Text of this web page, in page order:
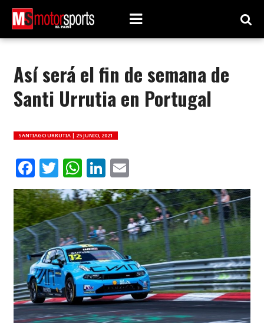
Así será el fin de semana de
Santi Urrutia en Portugal
SANTIAGO URRUTIA | 25 JUNIO, 2021
Facebook
Twitter
WhatsApp
LinkedIn
Email